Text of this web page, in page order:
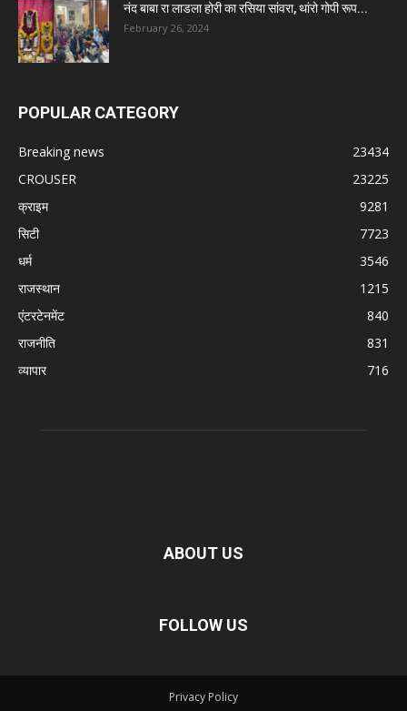
नंद बाबा रा लाडला होरी का रसिया सांवरा, थांरो गोपी रूप...
February 26, 2024
POPULAR CATEGORY
Breaking news
23434
CROUSER
23225
क्राइम
9281
सिटी
7723
धर्म
3546
राजस्थान
1215
एंटरटेनमेंट
840
राजनीति
831
व्यापार
716
ABOUT US
FOLLOW US
Privacy Policy